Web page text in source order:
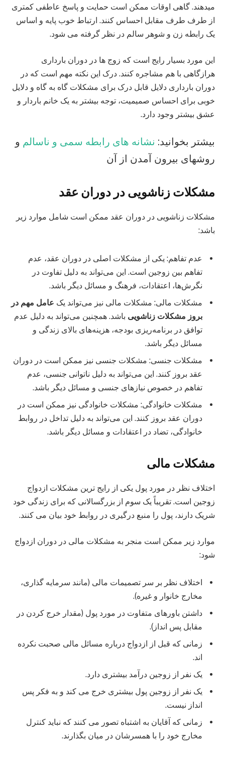
میدهند. گاهی اوقات ممکن است حمایت و پاسخ عاطفی کمتری
از طرف طرف مقابل احساس کنند. ارتباط خوب پایه و اساس
یک رابطه زن و شوهر سالم در نظر گرفته می شود.
این مورد بسیار رایج است که زوج ها در دوران بارداری
هرازگاهی با هم مشاجره کنند. درک این نکته مهم است که در
دوران بارداری دلایل قابل درک برای مشکلات گاه به گاه و دلایل
خوبی برای احساس صمیمیت، توجه بیشتر به یک خانم باردار و
عشق بیشتر وجود دارد.
بیشتر بخوانید: نشانه های رابطه سمی و ناسالم و
روشهای بیرون آمدن از آن
مشکلات زناشویی در دوران عقد
مشکلات زناشویی در دوران عقد ممکن است شامل موارد زیر
باشد:
عدم تفاهم: یکی از مشکلات اصلی در دوران عقد، عدم
تفاهم بین زوجین است. این می‌تواند به دلیل تفاوت در
نگرش‌ها، اعتقادات، فرهنگ و مسائل دیگر باشد.
مشکلات مالی: مشکلات مالی نیز می‌تواند یک عامل مهم در
بروز مشکلات زناشویی باشد. همچنین می‌تواند به دلیل عدم
توافق در برنامه‌ریزی بودجه، هزینه‌های بالای زندگی و
مسائل دیگر باشد.
مشکلات جنسی: مشکلات جنسی نیز ممکن است در دوران
عقد بروز کنند. این می‌تواند به دلیل ناتوانی جنسی، عدم
تفاهم در خصوص نیازهای جنسی و مسائل دیگر باشد.
مشکلات خانوادگی: مشکلات خانوادگی نیز ممکن است در
دوران عقد بروز کنند. این می‌تواند به دلیل تداخل در روابط
خانوادگی، تضاد در اعتقادات و مسائل دیگر باشد.
مشکلات مالی
اختلاف نظر در مورد پول یکی از رایج ترین مشکلات ازدواج
زوجین است. تقریباً یک سوم از بزرگسالانی که برای زندگی خود
شریک دارند، پول را منبع درگیری در روابط خود بیان می کنند.
موارد زیر ممکن است منجر به مشکلات مالی در دوران ازدواج
شود:
اختلاف نظر بر سر تصمیمات مالی (مانند سرمایه گذاری،
مخارج خانوار و غیره).
داشتن باورهای متفاوت در مورد پول (مقدار خرج کردن در
مقابل پس انداز).
زمانی که قبل از ازدواج درباره مسائل مالی صحبت نکرده
اند.
یک نفر از زوجین درآمد بیشتری دارد.
یک نفر از زوجین پول بیشتری خرج می کند و به فکر پس
انداز نیست.
زمانی که آقایان به اشتباه تصور می کنند که نباید کنترل
مخارج خود را با همسرشان در میان بگذارند.